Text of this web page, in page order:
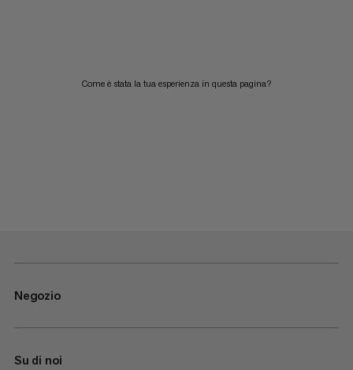
Come è stata la tua esperienza in questa pagina?
Negozio
Su di noi